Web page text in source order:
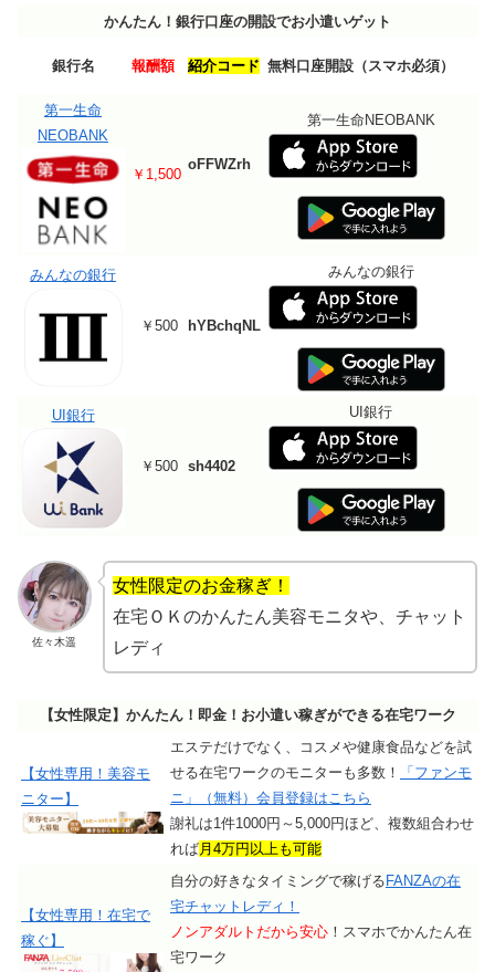
かんたん！銀行口座の開設でお小遣いゲット
銀行名 報酬額 紹介コード 無料口座開設（スマホ必須）
第一生命
NEOBANK
￥1,500
oFFWZrh
第一生命NEOBANK
みんなの銀行
￥500 hYBchqNL
みんなの銀行
UI銀行
￥500 sh4402
UI銀行
佐々木遥
女性限定のお金稼ぎ！
在宅ＯＫのかんたん美容モニタや、チャット
レディ
【女性限定】かんたん！即金！お小遣い稼ぎができる在宅ワーク
【女性専用！美容モ
ニター】
エステだけでなく、コスメや健康食品などを試
せる在宅ワークのモニターも多数！
「ファンモ
ニ」（無料）会員登録はこちら
謝礼は1件1000円～5,000円ほど、複数組合わせ
れば 月4万円以上も可能
【女性専用！在宅で
稼ぐ】
自分の好きなタイミングで稼げるFANZAの在
宅チャットレディ！
ノンアダルトだから安心 ！スマホでかんたん在
宅ワーク